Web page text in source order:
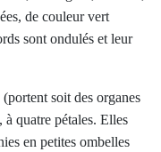
de couleur vert
sont ondulés et leur
soit des organes
quatre pétales. Elles
en petites ombelles